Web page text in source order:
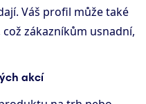
Váš profil může také
zákazníkům usnadní,
akcí